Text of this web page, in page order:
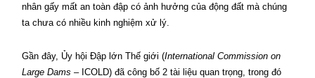
nhân gấy mất an toàn đập có ảnh hưởng của động đất mà chúng
ta chưa có nhiều kinh nghiệm xử lý.
Gần đây, Ủy hội Đập lớn Thế giới (International Commission on
Large Dams – ICOLD) đã công bố 2 tài liệu quan trọng, trong đó